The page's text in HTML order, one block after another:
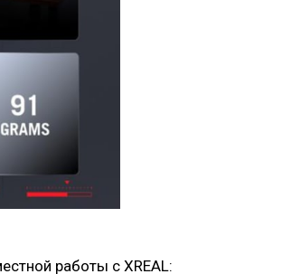
работы с XREAL: